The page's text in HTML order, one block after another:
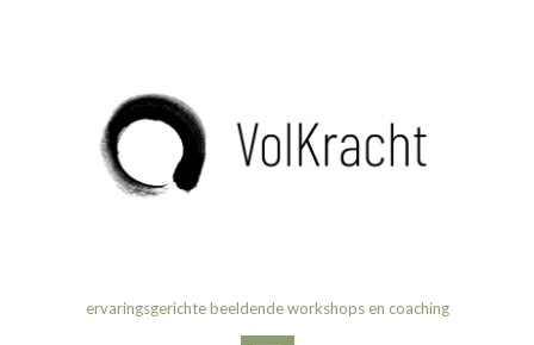
ervaringsgerichte beeldende workshops en coaching